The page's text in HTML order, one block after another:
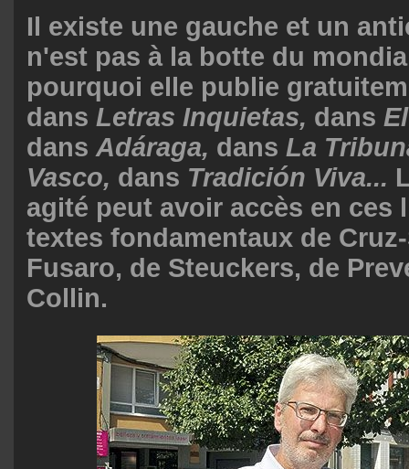
Il existe une gauche et un
n'est pas à la botte du
pourquoi elle publie
dans Letras Inquietas, dans
dans Adáraga, dans La
Vasco, dans Tradición Viva...
agité peut avoir accès en ces
textes fondamentaux de
Fusaro, de Steuckers, de
Collin.